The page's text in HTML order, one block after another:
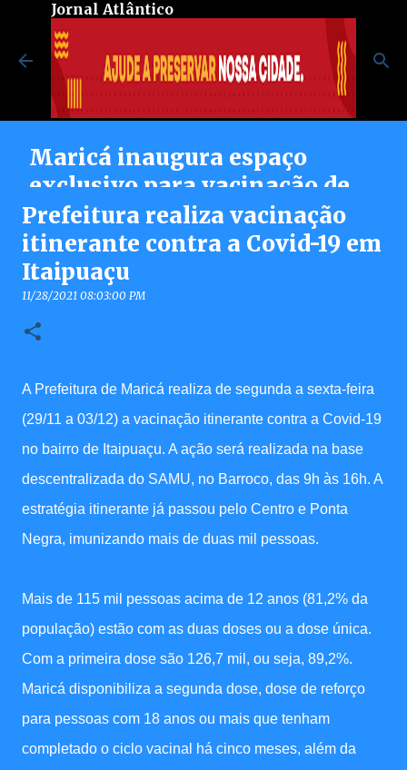
Pular para o conteúdo principal
Jornal Atlântico
Maricá inaugura espaço
exclusivo para vacinação de
pessoas autistas no Centro de
Vacinação Integrada
8/07/2026 08:37:00 PM
0
Prefeitura realiza vacinação
itinerante contra a Covid-19 em
Itaipuaçu
11/28/2021 08:03:00 PM
A Prefeitura de Maricá realiza de segunda a sexta-feira
(29/11 a 03/12) a vacinação itinerante contra a Covid-19
no bairro de Itaipuaçu. A ação será realizada na base
descentralizada do SAMU, no Barroco, das 9h às 16h. A
estratégia itinerante já passou pelo Centro e Ponta
Negra, imunizando mais de duas mil pessoas.
Mais de 115 mil pessoas acima de 12 anos (81,2% da
população) estão com as duas doses ou a dose única.
Com a primeira dose são 126,7 mil, ou seja, 89,2%.
Maricá disponibiliza a segunda dose, dose de reforço
para pessoas com 18 anos ou mais que tenham
completado o ciclo vacinal há cinco meses, além da